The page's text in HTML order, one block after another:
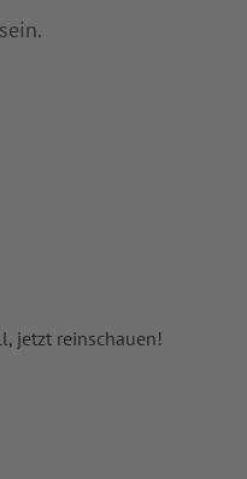
jetzt reinschauen!